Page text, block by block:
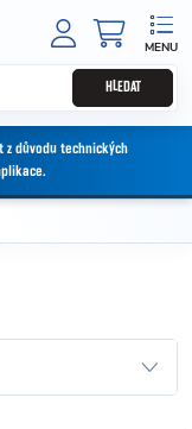
HLEDAT
z důvodu technických